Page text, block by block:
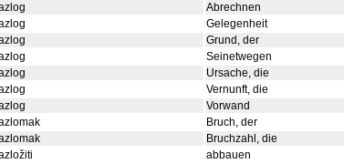
Abrechnen
Gelegenheit
Grund, der
Seinetwegen
Ursache, die
Vernunft, die
Vorwand
Bruch, der
Bruchzahl, die
abbauen